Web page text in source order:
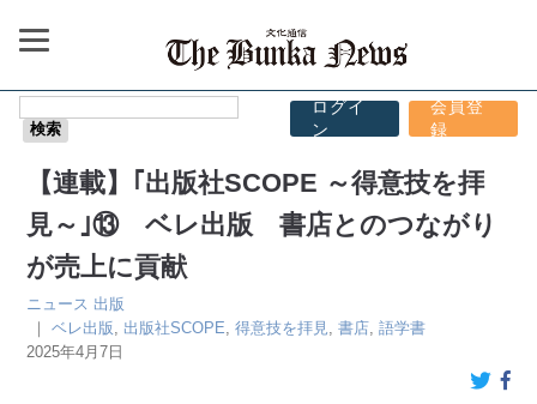
ログイ
ン
会員登
録
【連載】｢出版社SCOPE ～得意技を拝
見～｣⑬ ベレ出版 書店とのつながり
が売上に貢献
ニュース 出版
｜ベレ出版 出版社SCOPE ,得意技を拝見 ,書店 ,語学書
2025年4月7日